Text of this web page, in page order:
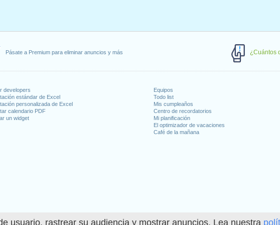
usuario, rastrear su audiencia y mostrar anuncios. Lea nuestra
Pásate a Premium para eliminar anuncios y más ¿Cuántos
developers
estándar de Excel
personalizada de Excel
calendario PDF
un widget
Equipos
Todo list
Mis cumpleaños
Centro de recordatorios
Mi planificación
El optimizador de vacaciones
Café de la mañana
12 octubre, 2022
2022
: martes, 6 diciembre, 2022
2022
fin de semana